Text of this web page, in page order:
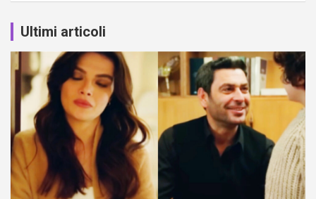
Ultimi articoli